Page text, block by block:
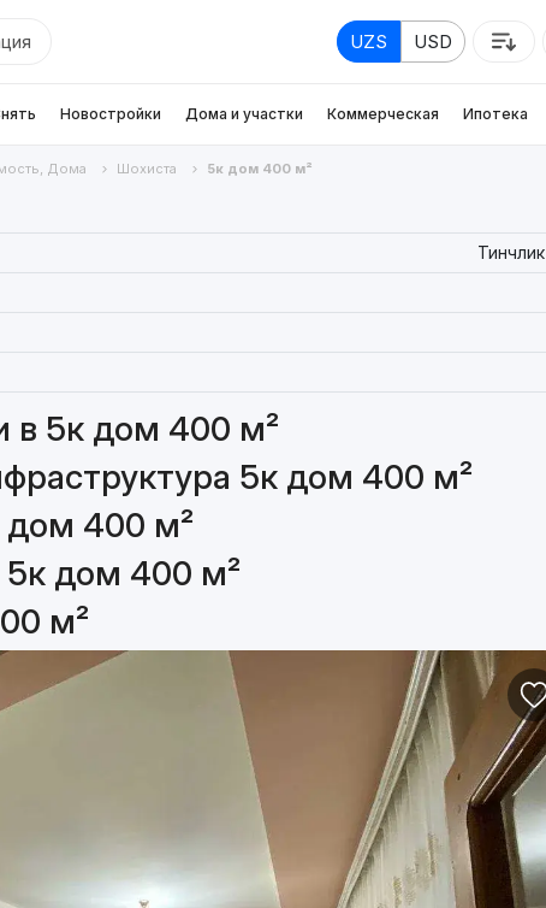
UZS USD
Новостройки Дома и участки Коммерческая Ипотека
Дома Шохиста 5к дом 400 м²
Тинчлик
в 5к дом 400 м²
5к дом 400 м²
дом 400 м²
5к дом 400 м²
м²